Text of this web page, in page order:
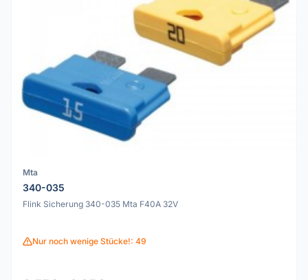
Mta
340-035
Flink Sicherung 340-035 Mta F40A 32V
Nur noch wenige Stücke!: 49